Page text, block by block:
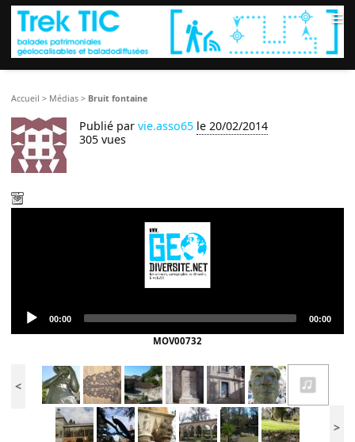
≡
Accueil > Médias > Bruit fontaine
Publié parvie.asso65 le 20/02/2014
305 vues
Player
Current
00:00
Total
00:00
MOV00732
<
>